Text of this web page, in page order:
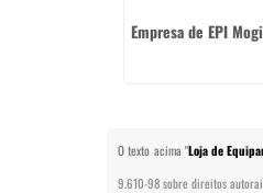
Empresa de EPI
O texto acima "Loja de
9.610-98 sobre direitos